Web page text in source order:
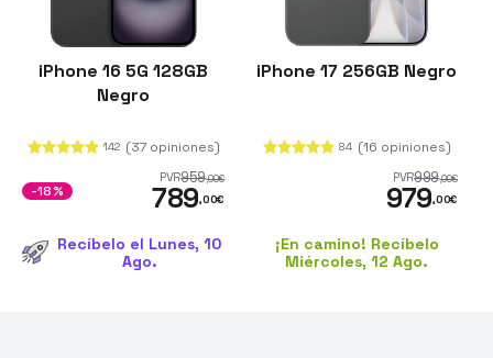
iPhone 16 5G 128GB
Negro
142 (37 opiniones)
PVR959,00€
789,00€
-18%
Recíbelo el Lunes, 10
Ago.
iPhone 17 256GB Negro
84 (16 opiniones)
PVR999,00€
979,00€
¡En camino! Recíbelo
Miércoles, 12 Ago.